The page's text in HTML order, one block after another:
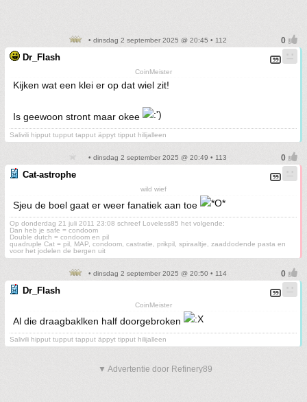
• dinsdag 2 september 2025 @ 20:45 • 112
Dr_Flash
CoinMeister
Kijken wat een klei er op dat wiel zit!
Is geewoon stront maar okee
Salivili hipput tupput tapput äppyt tipput hilijalleen
• dinsdag 2 september 2025 @ 20:49 • 113
Cat-astrophe
wild wief
Sjeu de boel gaat er weer fanatiek aan toe
Op donderdag 21 juli 2011 23:08 schreef Loveless85 het volgende:
Dan heb je safe = condoom
Double dutch = condoom en pil
quadruple Cat = pil, MAP, condoom, castratie, prikpil, spiraaltje, zaaddodende pasta en
voor het jodelen de bergen uit
• dinsdag 2 september 2025 @ 20:50 • 114
Dr_Flash
CoinMeister
Al die draagbaklken half doorgebroken
Salivili hipput tupput tapput äppyt tipput hilijalleen
▼ Advertentie door Refinery89